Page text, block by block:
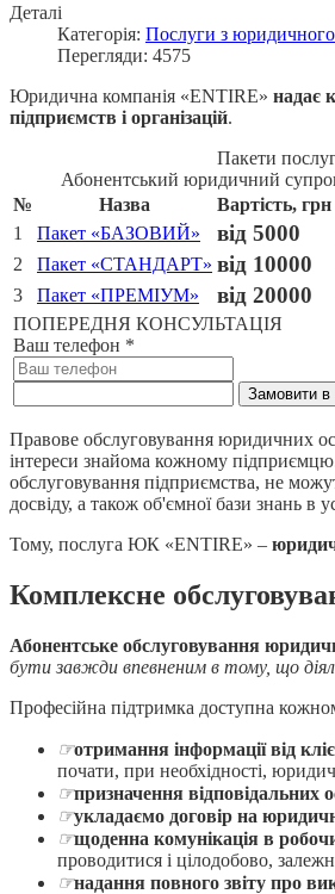
Деталі
Категорія: Послуги з
Перегляди: 4575
Юридична компанія «ENTIRE» надає
підприємств і організацій.
Пакети
Абонентський юридичний
№
Назва Вартість, грн
1
Пакет «БАЗОВИЙ» від 5000
2
Пакет «СТАНДАРТ» від 10000
3
Пакет «ПРЕМІУМ» від 20000
ПОПЕРЕДНЯ КОНСУЛЬТАЦІЯ
Ваш телефон *
Замовити в
Правове обслуговування юридичних
інтереси знайома кожному
обслуговування підприємства, не
досвіду, а також об'ємної бази знань в
Тому, послуга ЮК «ENTIRE» –
Комплексне
Абонентське обслуговування
бути завжди впевненим в тому, що
Професійна підтримка доступна
☞отримання інформації від
почати, при необхідності,
☞призначення відповідальних
☞укладаємо договір на
☞щоденна комунікація в
проводитися і цілодобово,
☞надання повного звіту про